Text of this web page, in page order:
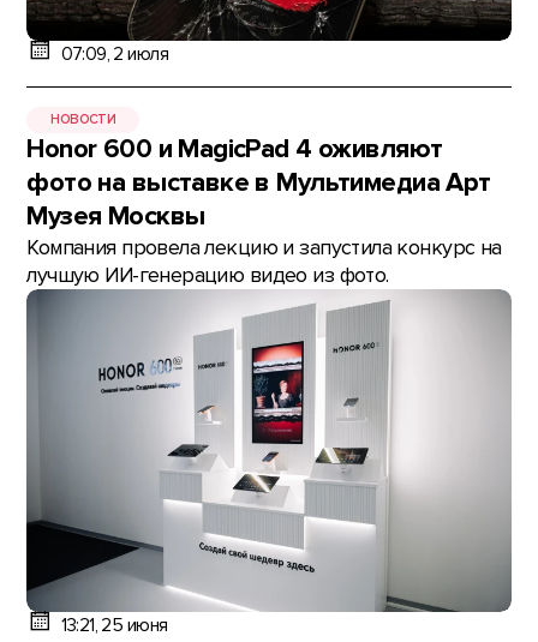
07:09, 2 июля
НОВОСТИ
Honor 600 и MagicPad 4 оживляют
фото на выставке в Мультимедиа Арт
Музея Москвы
Компания провела лекцию и запустила конкурс на
лучшую ИИ-генерацию видео из фото.
13:21, 25 июня